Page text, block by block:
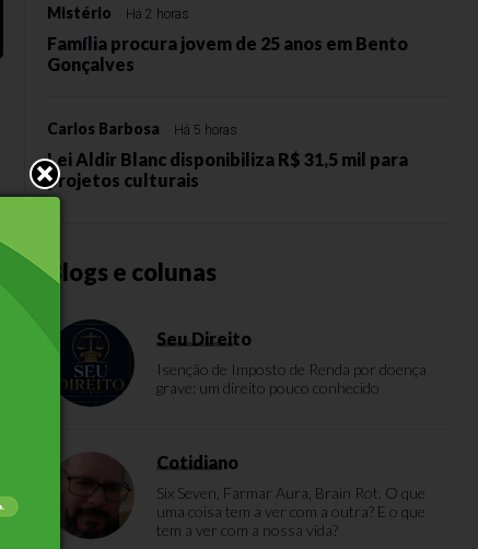
Mistério Há 2 horas
Família procura jovem de 25 anos em Bento
Gonçalves
Carlos Barbosa Há 5 horas
Lei Aldir Blanc disponibiliza R$ 31,5 mil para
projetos culturais
Blogs e colunas
Seu Direito
Isenção de Imposto de Renda por doença
grave: um direito pouco conhecido
Cotidiano
Six Seven, Farmar Aura, Brain Rot. O que
uma coisa tem a ver com a outra? E o que
tem a ver com a nossa vida?